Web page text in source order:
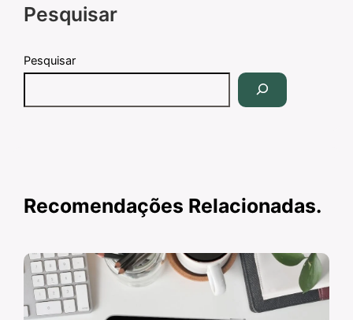
Pesquisar
Pesquisar
Recomendações Relacionadas.